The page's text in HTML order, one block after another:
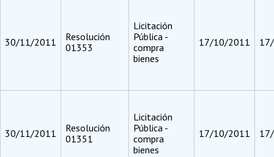
30/11/2011
Resolución
01353
Licitación
Pública -
compra
bienes
17/10/2011
30/11/2011
Resolución
01351
Licitación
Pública -
compra
bienes
17/10/2011